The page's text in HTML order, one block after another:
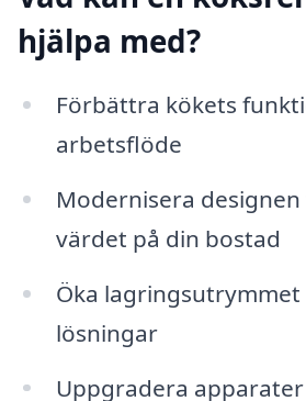
hjälpa med?
Förbättra kökets
arbetsflöde
Modernisera
värdet på din bostad
Öka
lösningar
Uppgradera